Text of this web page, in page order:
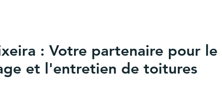
: Votre partenaire pour le
et l'entretien de toitures